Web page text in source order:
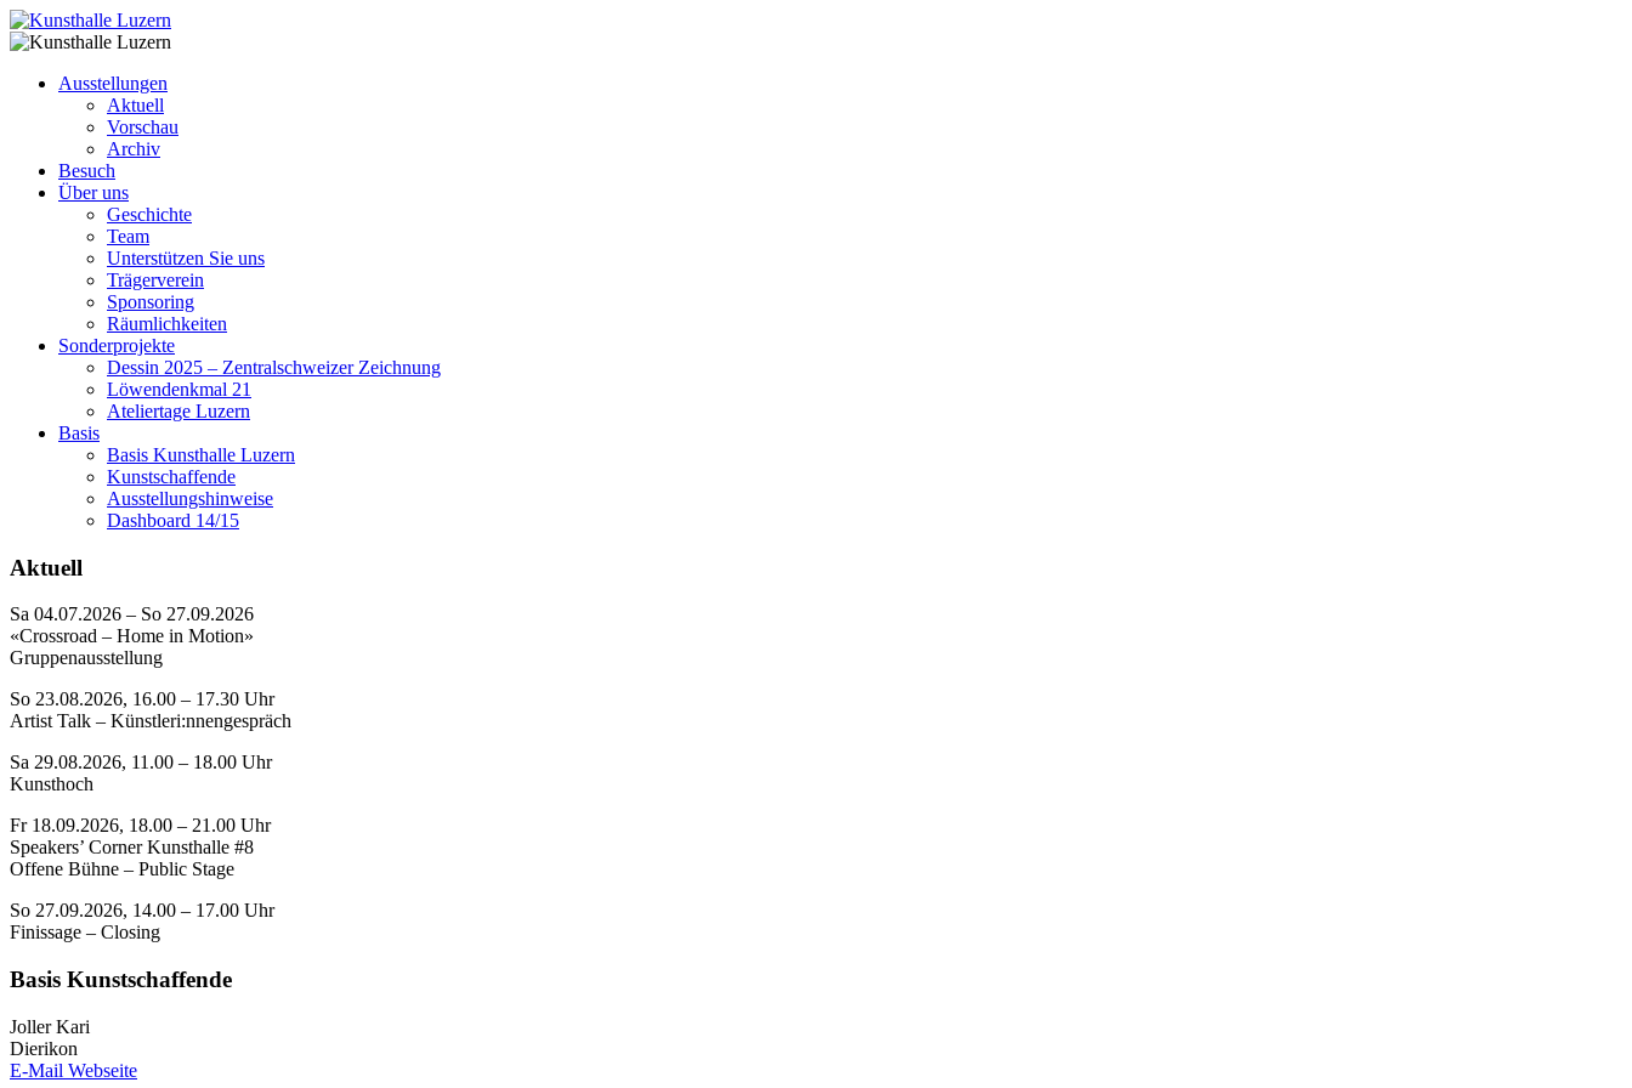
Ausstellungen
Aktuell
Vorschau
Archiv
Besuch
Über uns
Geschichte
Team
Unterstützen Sie uns
Trägerverein
Sponsoring
Räumlichkeiten
Sonderprojekte
Dessin 2025 – Zentralschweizer Zeichnung
Löwendenkmal 21
Ateliertage Luzern
Basis
Basis Kunsthalle Luzern
Kunstschaffende
Ausstellungshinweise
Dashboard 14/15
Aktuell
Sa 04.07.2026 – So 27.09.2026
«Crossroad – Home in Motion»
Gruppenausstellung
So 23.08.2026, 16.00 – 17.30 Uhr
Artist Talk – Künstleri:nnengespräch
Sa 29.08.2026, 11.00 – 18.00 Uhr
Kunsthoch
Fr 18.09.2026, 18.00 – 21.00 Uhr
Speakers’ Corner Kunsthalle #8
Offene Bühne – Public Stage
So 27.09.2026, 14.00 – 17.00 Uhr
Finissage – Closing
Basis Kunstschaffende
Joller Kari
Dierikon
E-Mail Webseite